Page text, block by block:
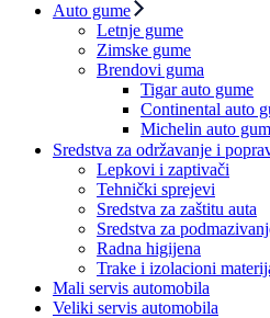
Auto gume
Letnje gume
Zimske gume
Brendovi guma
Tigar auto gume
Continental auto
Michelin auto
Sredstva za održavanje i
Lepkovi i zaptivači
Tehnički sprejevi
Sredstva za zaštitu auta
Sredstva za
Radna higijena
Trake i izolacioni
Mali servis automobila
Veliki servis automobila